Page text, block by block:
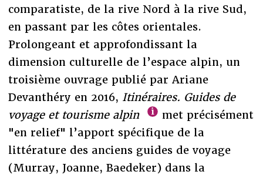
comparatiste, de la rive Nord à la rive Sud,
en passant par les côtes orientales.
Prolongeant et approfondissant la
dimension culturelle de l’espace alpin, un
troisième ouvrage publié par Ariane
Devanthéry en 2016, Itinéraires. Guides de
voyage et tourisme alpin
met précisément
"en relief" l’apport spécifique de la
littérature des anciens guides de voyage
(Murray, Joanne, Baedeker) dans la